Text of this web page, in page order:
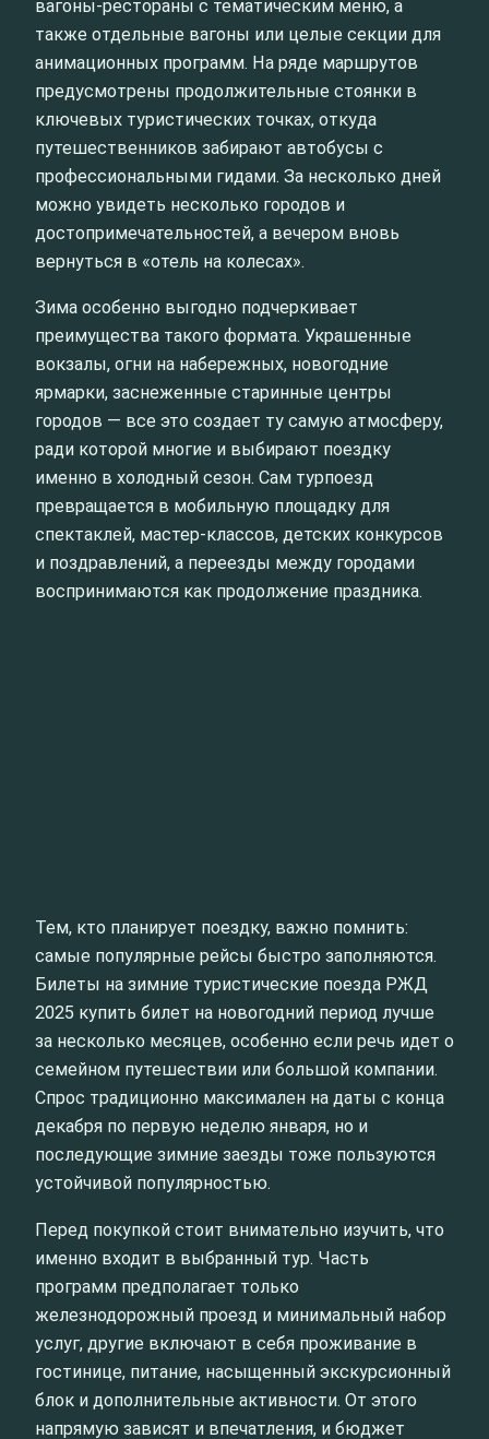
вагоны‑рестораны с тематическим меню, а
также отдельные вагоны или целые секции для
анимационных программ. На ряде маршрутов
предусмотрены продолжительные стоянки в
ключевых туристических точках, откуда
путешественников забирают автобусы с
профессиональными гидами. За несколько дней
можно увидеть несколько городов и
достопримечательностей, а вечером вновь
вернуться в «отель на колесах».
Зима особенно выгодно подчеркивает
преимущества такого формата. Украшенные
вокзалы, огни на набережных, новогодние
ярмарки, заснеженные старинные центры
городов — все это создает ту самую атмосферу,
ради которой многие и выбирают поездку
именно в холодный сезон. Сам турпоезд
превращается в мобильную площадку для
спектаклей, мастер‑классов, детских конкурсов
и поздравлений, а переезды между городами
воспринимаются как продолжение праздника.
Тем, кто планирует поездку, важно помнить:
самые популярные рейсы быстро заполняются.
Билеты на зимние туристические поезда РЖД
2025 купить билет на новогодний период лучше
за несколько месяцев, особенно если речь идет о
семейном путешествии или большой компании.
Спрос традиционно максимален на даты с конца
декабря по первую неделю января, но и
последующие зимние заезды тоже пользуются
устойчивой популярностью.
Перед покупкой стоит внимательно изучить, что
именно входит в выбранный тур. Часть
программ предполагает только
железнодорожный проезд и минимальный набор
услуг, другие включают в себя проживание в
гостинице, питание, насыщенный экскурсионный
блок и дополнительные активности. От этого
напрямую зависят и впечатления, и бюджет